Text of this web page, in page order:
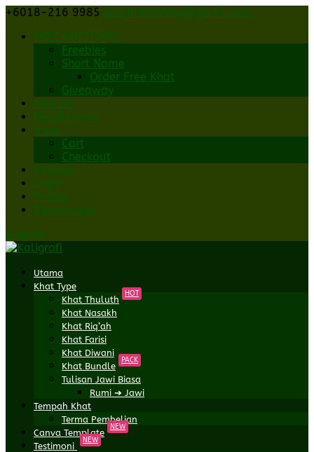
+6018-216 9985 kaligrafidotmy@gmail.com
FREE SOFTCOPY
Freebies
Short Name
Order Free Khat
Giveaway
Add On
Pengiklanan
Shop
Cart
Checkout
Register
Login
Orders
Downloads
0 Items
Utama
Khat Type
Khat Thuluth
HOT
Khat Nasakh
Khat Riq’ah
Khat Farisi
Khat Diwani
Khat Bundle
PACK
Tulisan Jawi Biasa
Rumi ➔ Jawi
Tempah Khat
Terma Pembelian
Canva Template
NEW
Testimoni
NEW